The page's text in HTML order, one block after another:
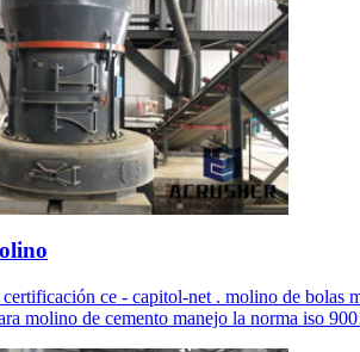
ce - capitol-net . molino de bolas
molino de cemento manejo la norma iso